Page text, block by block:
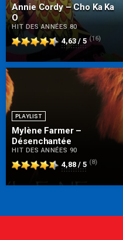
Annie Cordy – Cho Ka Ka
O
HIT DES ANNÉES 80
4,63 / 5 (16)
PLAYLIST
Mylène Farmer –
Désenchantée
HIT DES ANNÉES 90
4,88 / 5 (8)